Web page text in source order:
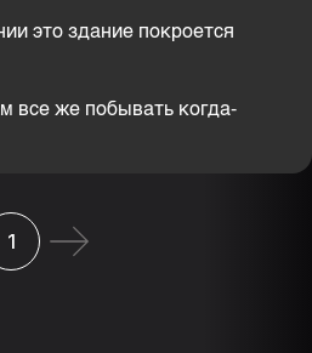
это здание покроется
все же побывать когда-
1